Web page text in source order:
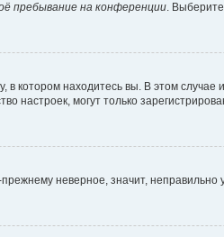
пребывание на конференции.
котором находитесь вы. В этом
настроек, могут только
неверное, значит,